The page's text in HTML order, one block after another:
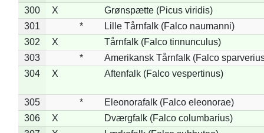
300
X
Grønspætte (Picus viridis)
301
*
Lille Tårnfalk (Falco naumanni)
302
X
Tårnfalk (Falco tinnunculus)
303
*
Amerikansk Tårnfalk (Falco
304
X Aftenfalk (Falco vespertinus)
305 *
Eleonorafalk (Falco eleonorae)
306
X
Dværgfalk (Falco columbarius)